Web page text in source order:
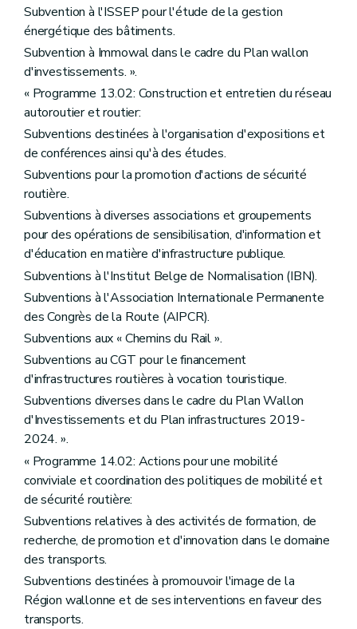
Subvention à l'ISSEP pour l'étude de la gestion
énergétique des bâtiments.
Subvention à Immowal dans le cadre du Plan wallon
d'investissements. ».
« Programme 13.02: Construction et entretien du réseau
autoroutier et routier:
Subventions destinées à l'organisation d'expositions et
de conférences ainsi qu'à des études.
Subventions pour la promotion d'actions de sécurité
routière.
Subventions à diverses associations et groupements
pour des opérations de sensibilisation, d'information et
d'éducation en matière d'infrastructure publique.
Subventions à l'Institut Belge de Normalisation (IBN).
Subventions à l'Association Internationale Permanente
des Congrès de la Route (AIPCR).
Subventions aux « Chemins du Rail ».
Subventions au CGT pour le financement
d'infrastructures routières à vocation touristique.
Subventions diverses dans le cadre du Plan Wallon
d'Investissements et du Plan infrastructures 2019-
2024. ».
« Programme 14.02: Actions pour une mobilité
conviviale et coordination des politiques de mobilité et
de sécurité routière:
Subventions relatives à des activités de formation, de
recherche, de promotion et d'innovation dans le domaine
des transports.
Subventions destinées à promouvoir l'image de la
Région wallonne et de ses interventions en faveur des
transports.